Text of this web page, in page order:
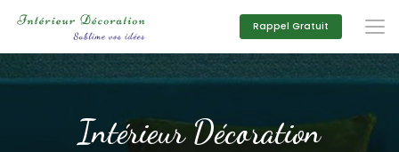
principal
Rappel Gratuit
Intérieur Décoration